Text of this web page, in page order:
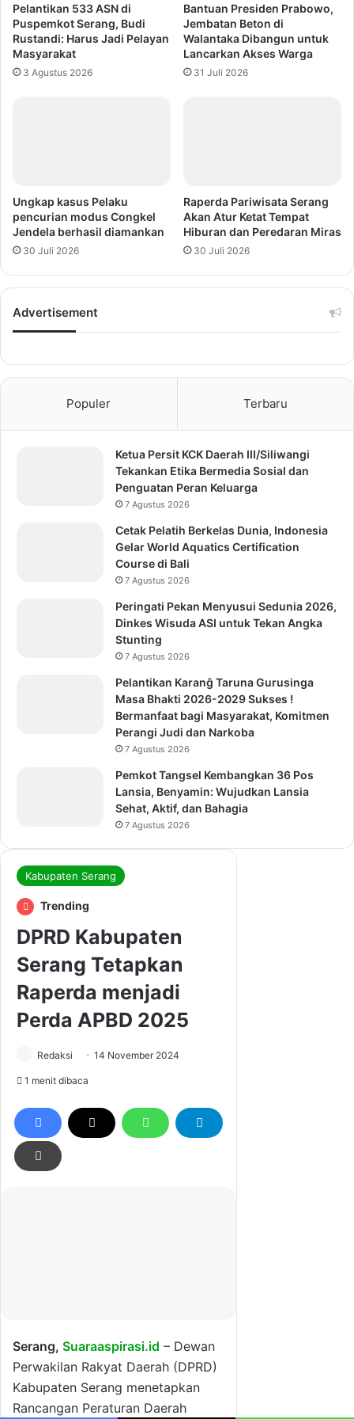
Pelantikan 533 ASN di
Puspemkot Serang, Budi
Rustandi: Harus Jadi Pelayan
Masyarakat
3 Agustus 2026
Bantuan Presiden Prabowo,
Jembatan Beton di
Walantaka Dibangun untuk
Lancarkan Akses Warga
31 Juli 2026
Ungkap kasus Pelaku
pencurian modus Congkel
Jendela berhasil diamankan
30 Juli 2026
Raperda Pariwisata Serang
Akan Atur Ketat Tempat
Hiburan dan Peredaran Miras
30 Juli 2026
Advertisement
Populer Terbaru
Ketua Persit KCK Daerah III/Siliwangi
Tekankan Etika Bermedia Sosial dan
Penguatan Peran Keluarga
7 Agustus 2026
Cetak Pelatih Berkelas Dunia, Indonesia
Gelar World Aquatics Certification
Course di Bali
7 Agustus 2026
Peringati Pekan Menyusui Sedunia 2026,
Dinkes Wisuda ASI untuk Tekan Angka
Stunting
7 Agustus 2026
Pelantikan Karanĝ Taruna Gurusinga
Masa Bhakti 2026-2029 Sukses !
Bermanfaat bagi Masyarakat, Komitmen
Perangi Judi dan Narkoba
7 Agustus 2026
Pemkot Tangsel Kembangkan 36 Pos
Lansia, Benyamin: Wujudkan Lansia
Sehat, Aktif, dan Bahagia
7 Agustus 2026